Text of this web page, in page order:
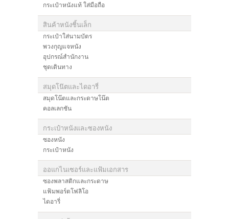
กระเป๋าหนังแท้ ใส่มือถือ
สินค้าหนังชิ้นเล็ก
กระเป๋าใส่นามบัตร
พวงกุญแจหนัง
อุปกรณ์สำนักงาน
ชุดเดินทาง
สมุดโน๊ตและไดอารี่
สมุดโน๊ตและกระดาษโน๊ต
คอลเลกชัน
กระเป๋าหนังและซองหนัง
ซองหนัง
กระเป๋าหนัง
ออแกไนเซอร์และแฟ้มเอกสาร
ซองพลาสติกและกระดาษ
แฟ้มพอร์ตโฟลิโอ
ไดอารี่